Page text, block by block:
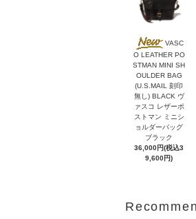
VASC
O LEATHER PO
STMAN MINI SH
OULDER BAG
(U.S.MAIL 刻印
無し) BLACK ヴ
ァスコ レザーポ
ストマン ミニシ
ョルダーバッグ
ブラック
36,000円(税込3
9,600円)